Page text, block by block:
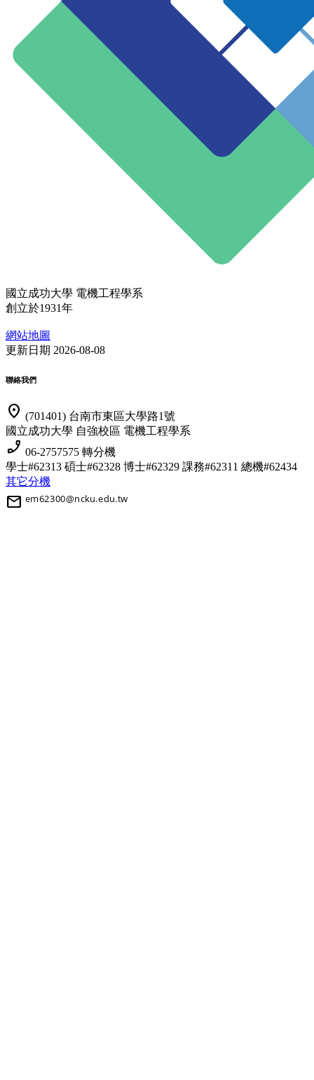
國立成功大學 電機工程學系
創立於1931年
網站地圖
更新日期 2026-08-08
聯絡我們
location_on (701401) 台南市東區大學路1號
國立成功大學 自強校區 電機工程學系
phone_enabled 06-2757575 轉分機
學士#62313 碩士#62328 博士#62329 課務#62311 總機#62434
其它分機
mail